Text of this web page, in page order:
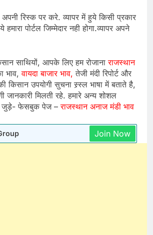
अपनी रिस्क पर करे. व्यापर में हुये किसी प्रकार
पोर्टल जिम्मेदार नही होगा.व्यापर अपने
साथियों, आपके लिए हम रोजानाराजस्थान
भाव, वायदा बाजार भाव, तेजी मंदी रिपोर्ट और
उपयोगी सुचना स्र्स्ल भाषा में बताते है,
जानकारी मिलती रहे. हमारे अन्य शोशल
से जुड़े- फेसबुक पेज –राजस्थान अनाज मंडी भाव
Join Now